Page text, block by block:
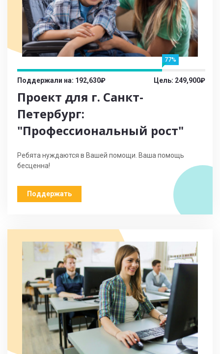
77%
Поддержали на: 192,630₽ Цель: 249,900₽
Проект для г. Санкт-
Петербург:
"Профессиональный рост"
Ребята нуждаются в Вашей помощи. Ваша помощь
бесценна!
Поддержать